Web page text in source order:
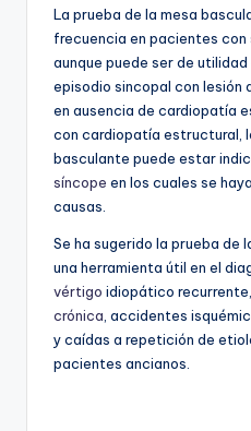
La prueba de la mesa
frecuencia en pacientes con
aunque puede ser de
episodio sincopal con
en ausencia de cardiopatía
con cardiopatía estructural,
basculante puede estar
síncope en los cuales se
causas.
Se ha sugerido la prueba de
una herramienta útil en el
vértigo idiopático recurrente,
crónica , accidentes
y caídas a repetición de
pacientes ancianos.